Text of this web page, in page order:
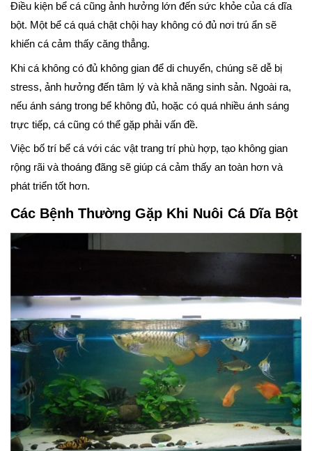
Điều kiện bể cá cũng ảnh hưởng lớn đến sức khỏe của cá dĩa
bột. Một bể cá quá chật chội hay không có đủ nơi trú ẩn sẽ
khiến cá cảm thấy căng thẳng.
Khi cá không có đủ không gian để di chuyển, chúng sẽ dễ bị
stress, ảnh hưởng đến tâm lý và khả năng sinh sản. Ngoài ra,
nếu ánh sáng trong bể không đủ, hoặc có quá nhiều ánh sáng
trực tiếp, cá cũng có thể gặp phải vấn đề.
Việc bố trí bể cá với các vật trang trí phù hợp, tạo không gian
rộng rãi và thoáng đãng sẽ giúp cá cảm thấy an toàn hơn và
phát triển tốt hơn.
Các Bệnh Thường Gặp Khi Nuôi Cá Dĩa Bột